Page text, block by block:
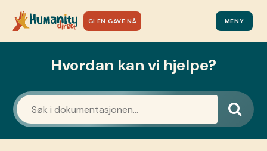
GI EN GAVE NÅ MENY
Hvordan kan vi hjelpe?